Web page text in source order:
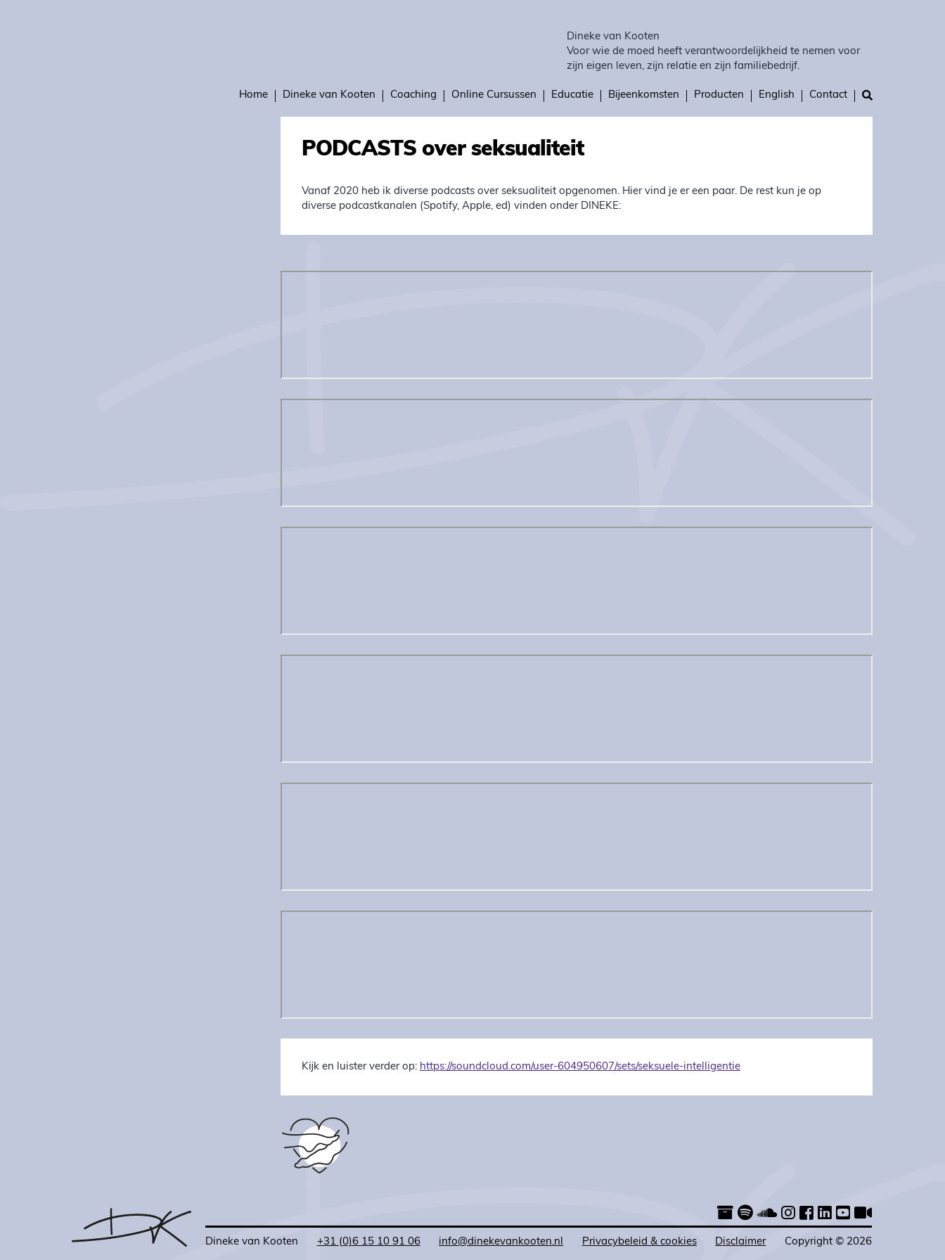
Dineke van Kooten
Voor wie de moed heeft verantwoordelijkheid te nemen voor
zijn eigen leven, zijn relatie en zijn familiebedrijf.
Home Dineke van Kooten Coaching Online Cursussen Educatie Bijeenkomsten Producten English Contact
PODCASTS over seksualiteit
Vanaf 2020 heb ik diverse podcasts over seksualiteit opgenomen. Hier vind je er een paar. De rest kun je op
diverse podcastkanalen (Spotify, Apple, ed) vinden onder DINEKE:
Kijk en luister verder op: https://soundcloud.com/user-604950607/sets/seksuele-intelligentie
Dineke van Kooten +31 (0)6 15 10 91 06 info@dinekevankooten.nl Privacybeleid & cookies Disclaimer Copyright © 2026